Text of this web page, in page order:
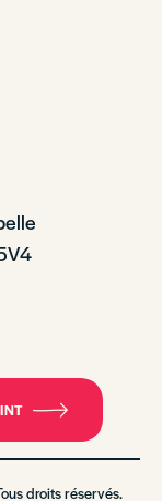
droits réservés.